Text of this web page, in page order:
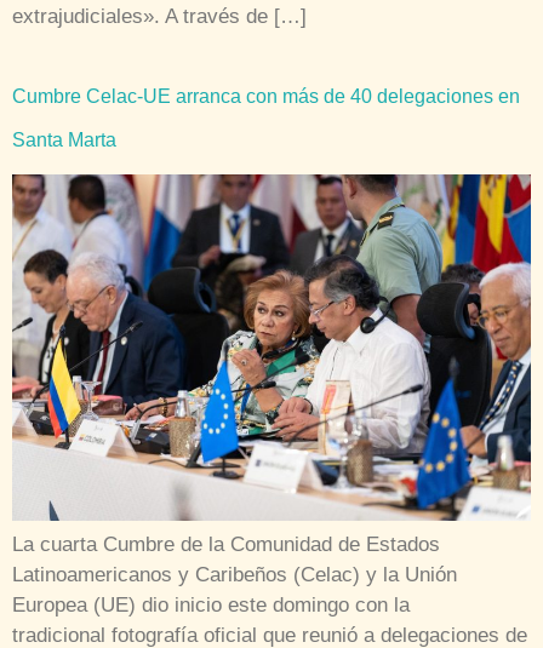
extrajudiciales». A través de […]
Cumbre Celac-UE arranca con más de 40 delegaciones en
Santa Marta
La cuarta Cumbre de la Comunidad de Estados
Latinoamericanos y Caribeños (Celac) y la Unión
Europea (UE) dio inicio este domingo con la
tradicional fotografía oficial que reunió a delegaciones de